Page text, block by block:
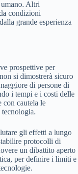
umano. Altri
condizioni
grande esperienza
prospettive per
si dimostrerà sicuro
di persone di
i tempi e i costi delle
con cautela le
gli effetti a lungo
protocolli di
un dibattito aperto
per definire i limiti e